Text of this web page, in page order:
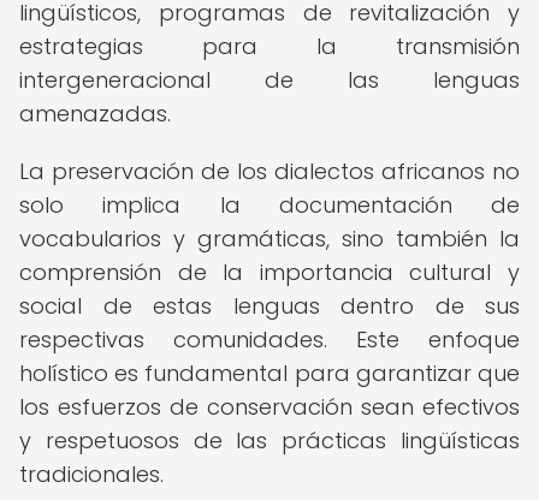
lingüísticos, programas de revitalización y
estrategias para la transmisión
intergeneracional de las lenguas
amenazadas.
La preservación de los dialectos africanos no
solo implica la documentación de
vocabularios y gramáticas, sino también la
comprensión de la importancia cultural y
social de estas lenguas dentro de sus
respectivas comunidades. Este enfoque
holístico es fundamental para garantizar que
los esfuerzos de conservación sean efectivos
y respetuosos de las prácticas lingüísticas
tradicionales.